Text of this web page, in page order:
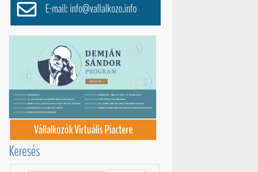
E-mail: info@vallalkozo.info
Vállalkozók Virtuális Piactere
Keresés